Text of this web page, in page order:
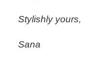
Stylishly yours,
Sana